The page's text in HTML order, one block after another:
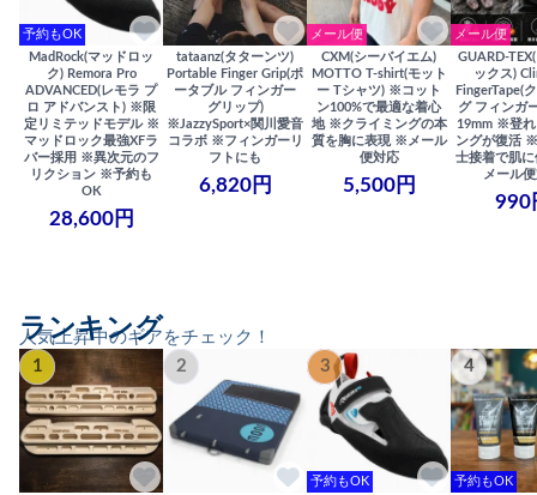
予約もOK
MadRock(マッドロッ
ク) Remora Pro
ADVANCED(レモラ プ
ロ アドバンスト) ※限
定リミテッドモデル ※
マッドロック最強XFラ
バー採用 ※異次元のフ
リクション ※予約も
OK
28,600円
tataanz(タターンツ)
Portable Finger Grip(ポ
ータブル フィンガー
グリップ)
※JazzySport×関川愛音
コラボ ※フィンガーリ
フトにも
6,820円
メール便
CXM(シーバイエム)
MOTTO T-shirt(モット
ー Tシャツ) ※コット
ン100%で最適な着心
地 ※クライミングの本
質を胸に表現 ※メール
便対応
5,500円
メール便
GUARD-
ックス)
FingerTape(
グ フィンガ
19mm ※登れ
ングが復活
士接着で肌
メール
990
人気上昇中のギアをチェック！
ランキング
1 2 3
予約もOK
4
予約もOK